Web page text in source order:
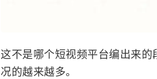
这不是哪个短视频平台编出来
况的越来越多。